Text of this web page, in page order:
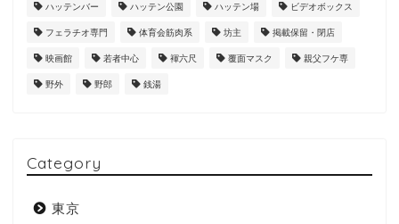
ハッテンバー ハッテン公園 ハッテン場 ビデオボックス
フェラチオ専門 体育会筋肉系 坊主 掲載保留・閉店
映画館 若者中心 褌六尺 覆面マスク 親父フケ専
野外 野郎 銭湯
Category
東京